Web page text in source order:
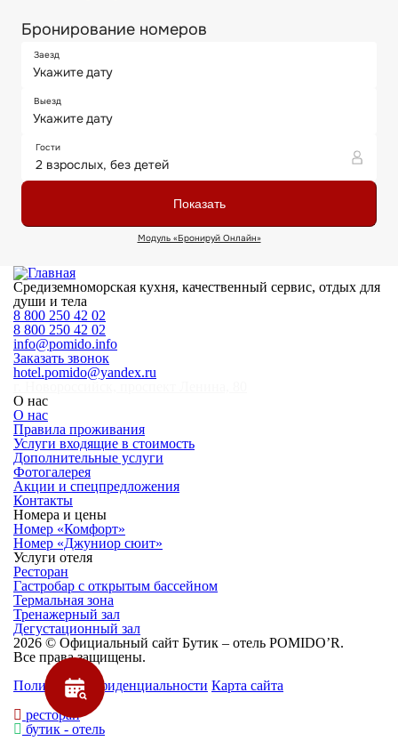
Средиземноморская кухня, качественный сервис, отдых для
души и тела
8 800 250 42 02
8 800 250 42 02
info@pomido.info
Заказать звонок
hotel.pomido@yandex.ru
О нас
О нас
Правила проживания
Услуги входящие в стоимость
Дополнительные услуги
Фотогалерея
Акции и спецпредложения
Контакты
Номера и цены
Номер «Комфорт»
Номер «Джуниор сюит»
Услуги отеля
Ресторан
Гастробар с открытым бассейном
Термальная зона
Тренажерный зал
Дегустационный зал
2026 © Официальный сайт Бутик – отель POMIDO’R.
Все права защищены.
Политика конфиденциальности Карта сайта
ресторан
бутик - отель